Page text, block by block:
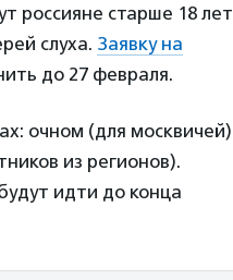
россияне старше 18 лет
слуха. Заявку на
до 27 февраля.
очном (для москвичей)
из регионов).
идти до конца